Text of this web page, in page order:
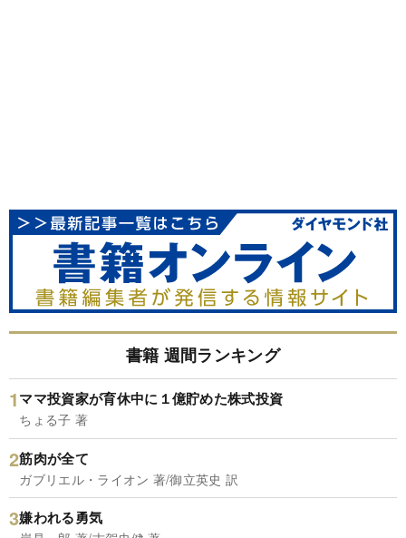
書籍 週間ランキング
ママ投資家が育休中に１億貯めた株式投資
ちょる子 著
筋肉が全て
ガブリエル・ライオン 著/御立英史 訳
嫌われる勇気